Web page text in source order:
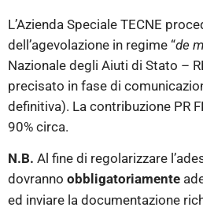
L’Azienda Speciale TECNE
dell’agevolazione in regime “de
Nazionale degli Aiuti di Stato –
precisato in fase di
definitiva). La contribuzione PR
90% circa.
N.B. Al fine di regolarizzare
dovranno obbligatoriamente
ed inviare la documentazione